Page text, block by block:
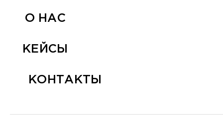
О НАС
КЕЙСЫ
КОНТАКТЫ